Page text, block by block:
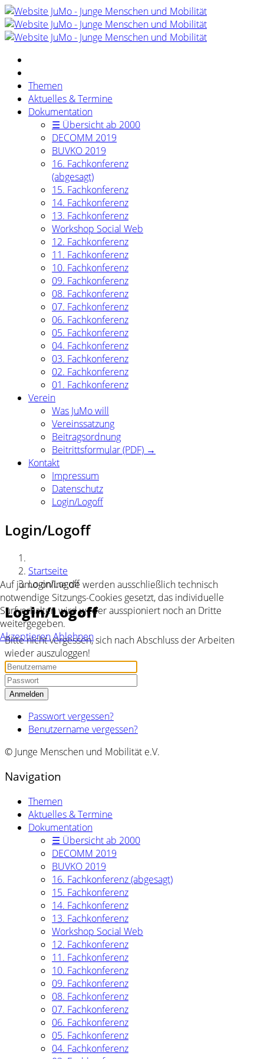
Themen
Aktuelles & Termine
Dokumentation
☰ Übersicht ab 2000
DECOMM 2019
BUVKO 2019
16. Fachkonferenz
(abgesagt)
15. Fachkonferenz
14. Fachkonferenz
13. Fachkonferenz
Workshop Social Web
12. Fachkonferenz
11. Fachkonferenz
10. Fachkonferenz
09. Fachkonferenz
08. Fachkonferenz
07. Fachkonferenz
06. Fachkonferenz
05. Fachkonferenz
04. Fachkonferenz
03. Fachkonferenz
02. Fachkonferenz
01. Fachkonferenz
Verein
Was JuMo will
Vereinssatzung
Beitragsordnung
Beitrittsformular (PDF) →
Kontakt
Impressum
Datenschutz
Login/Logoff
Login/Logoff
Startseite
Login/Logoff
Login/Logoff
Bitte nicht vergessen, sich nach Abschluss der Arbeiten
wieder auszuloggen!
Anmelden
Passwort vergessen?
Benutzername vergessen?
© Junge Menschen und Mobilität e.V.
Navigation
Themen
Aktuelles & Termine
Dokumentation
☰ Übersicht ab 2000
DECOMM 2019
BUVKO 2019
16. Fachkonferenz (abgesagt)
15. Fachkonferenz
14. Fachkonferenz
13. Fachkonferenz
Workshop Social Web
12. Fachkonferenz
11. Fachkonferenz
10. Fachkonferenz
09. Fachkonferenz
08. Fachkonferenz
07. Fachkonferenz
06. Fachkonferenz
05. Fachkonferenz
04. Fachkonferenz
Auf jumo-online.de werden ausschließlich technisch
notwendige Sitzungs-Cookies gesetzt, das individuelle
Surfverhalten wird weder ausspioniert noch an Dritte
weitergegeben.
AkzeptierenAblehnen